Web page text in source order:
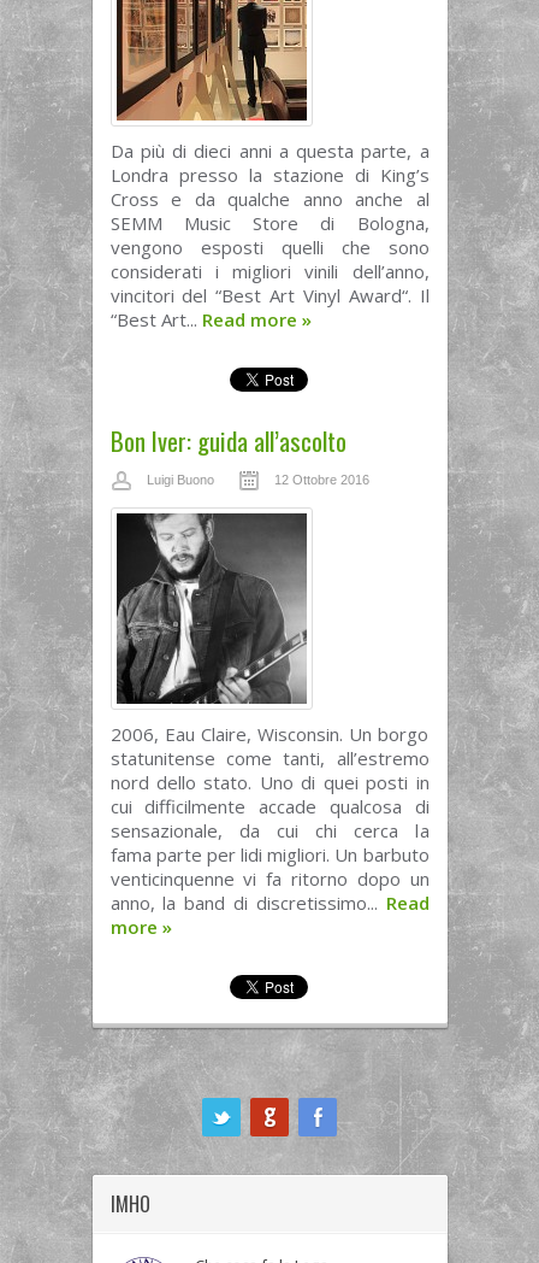
Da più di dieci anni a questa parte, a
Londra presso la stazione di King’s
Cross e da qualche anno anche al
SEMM Music Store di Bologna,
vengono esposti quelli che sono
considerati i migliori vinili dell’anno,
vincitori del “Best Art Vinyl Award“. Il
“Best Art... Read more »
Bon Iver: guida all’ascolto
Luigi Buono 12 Ottobre 2016
2006, Eau Claire, Wisconsin. Un borgo
statunitense come tanti, all’estremo
nord dello stato. Uno di quei posti in
cui difficilmente accade qualcosa di
sensazionale, da cui chi cerca la
fama parte per lidi migliori. Un barbuto
venticinquenne vi fa ritorno dopo un
anno, la band di discretissimo... Read
more »
IMHO